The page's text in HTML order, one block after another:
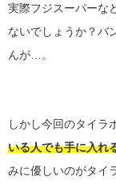
実際フジスーパーな
ないでしょうか？バ
んが…。
しかし今回のタイラ
いる人でも手に入れ
みに優しいのがタイ